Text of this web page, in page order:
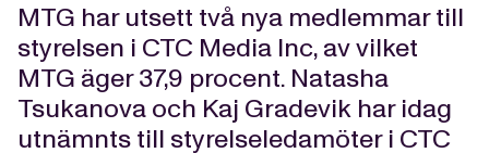
MTG har utsett två nya medlemmar till
styrelsen i CTC Media Inc, av vilket
MTG äger 37,9 procent. Natasha
Tsukanova och Kaj Gradevik har idag
utnämnts till styrelseledamöter i CTC